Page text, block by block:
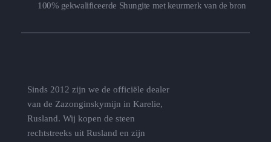
100% gekwalificeerde Shungite met keurmerk van de bron
Sinds 2012 zijn we de officiële dealer
van de Zazonginskymijn in Karelie,
Rusland. Wij kopen de steen
rechtstreeks uit Rusland en zijn